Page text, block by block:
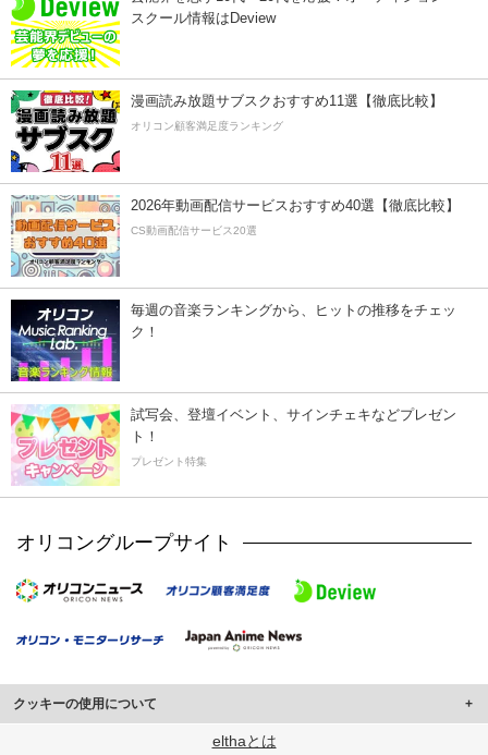
スクール情報はDeview
漫画読み放題サブスクおすすめ11選【徹底比較】
オリコン顧客満足度ランキング
2026年動画配信サービスおすすめ40選【徹底比較】
CS動画配信サービス20選
毎週の音楽ランキングから、ヒットの推移をチェッ
ク！
試写会、登壇イベント、サインチェキなどプレゼン
ト！
プレゼント特集
オリコングループサイト
クッキーの使用について
このサイトでは Cookie を使用して、ユーザーに合わせたコンテンツや広告の
elthaとは